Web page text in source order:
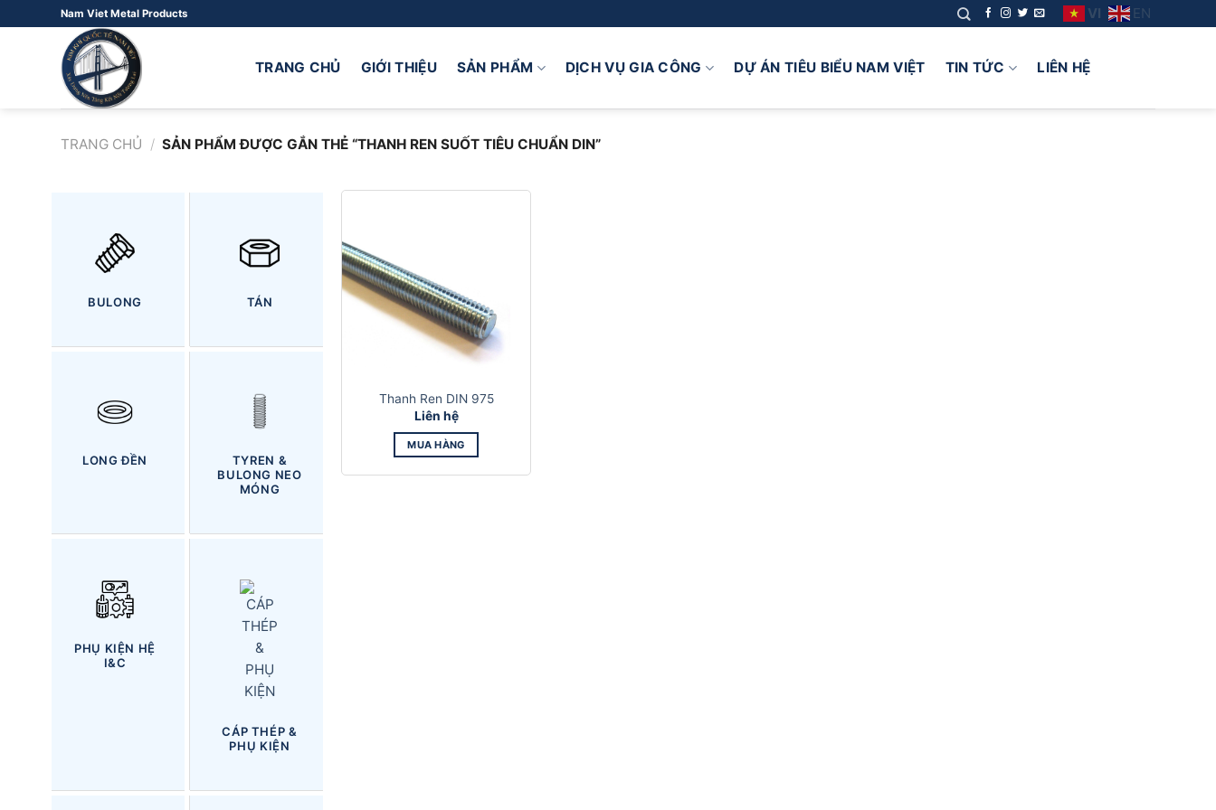
qua
Nam Viet Metal Products VI EN
TRANG CHỦ GIỚI THIỆU SẢN PHẨM DỊCH VỤ GIA CÔNG DỰ ÁN TIÊU BIỂU NAM VIỆT TIN TỨC LIÊN HỆ
TRANG CHỦ / SẢN PHẨM ĐƯỢC GẮN THẺ “THANH REN SUỐT TIÊU CHUẨN DIN”
BULONG TÁN
LONG ĐỀN
TYREN &
BULONG NEO
MÓNG
PHỤ KIỆN HỆ
I&C
CÁP THÉP &
PHỤ KIỆN
Thanh Ren DIN 975
Liên hệ
MUA HÀNG